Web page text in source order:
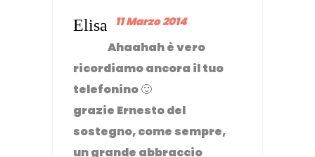
Elisa 11 Marzo 2014
Ahaahah è vero
ricordiamo ancora il tuo
telefonino 🙂
grazie Ernesto del
sostegno, come sempre,
un grande abbraccio